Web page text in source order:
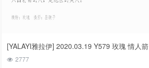
[YALAYI雅拉伊] 2020.03.19 Y579 玫瑰 情人箭
2777